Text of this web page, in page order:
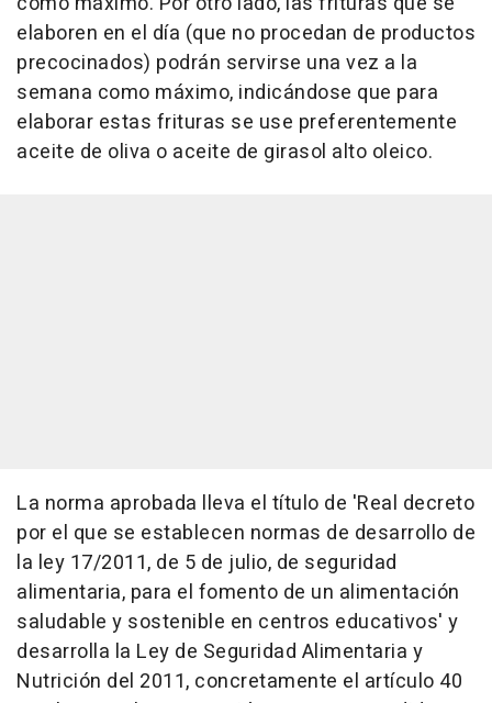
elaboren en el día (que no procedan de productos
precocinados) podrán servirse una vez a la
semana como máximo, indicándose que para
elaborar estas frituras se use preferentemente
aceite de oliva o aceite de girasol alto oleico.
La norma aprobada lleva el título de 'Real decreto
por el que se establecen normas de desarrollo de
la ley 17/2011, de 5 de julio, de seguridad
alimentaria, para el fomento de un alimentación
saludable y sostenible en centros educativos' y
desarrolla la Ley de Seguridad Alimentaria y
Nutrición del 2011, concretamente el artículo 40